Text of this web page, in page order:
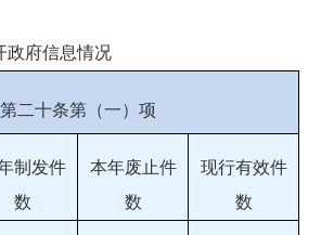
政府信息情况
第二十条第（一）项
制发件
数
本年废止件
数
现行有效件
数